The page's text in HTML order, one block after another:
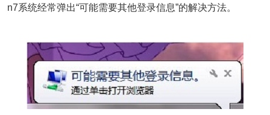
n7系统经常弹出“可能需要其他登录信息”的解决方法。